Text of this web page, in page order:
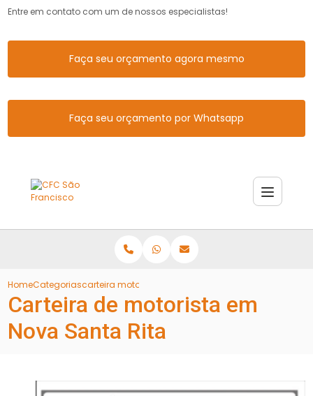
Entre em contato com um de nossos especialistas!
Faça seu orçamento agora mesmo
Faça seu orçamento por Whatsapp
HomeCategoriascarteira motorista nova santa rita
Carteira de motorista em
Nova Santa Rita